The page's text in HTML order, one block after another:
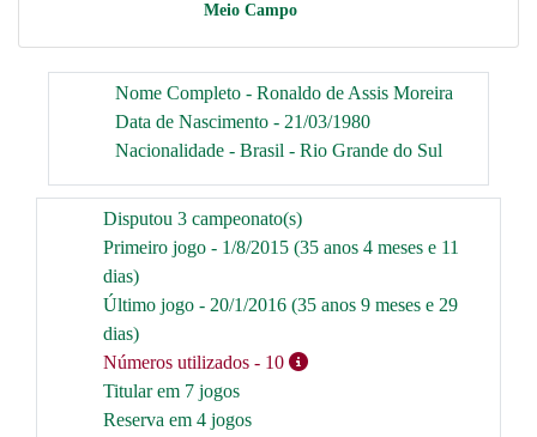
Meio Campo
Nome Completo - Ronaldo de Assis Moreira
Data de Nascimento - 21/03/1980
Nacionalidade - Brasil - Rio Grande do Sul
Disputou 3 campeonato(s)
Primeiro jogo - 1/8/2015 (35 anos 4 meses e 11
dias)
Último jogo - 20/1/2016 (35 anos 9 meses e 29
dias)
Números utilizados - 10
Titular em 7 jogos
Reserva em 4 jogos